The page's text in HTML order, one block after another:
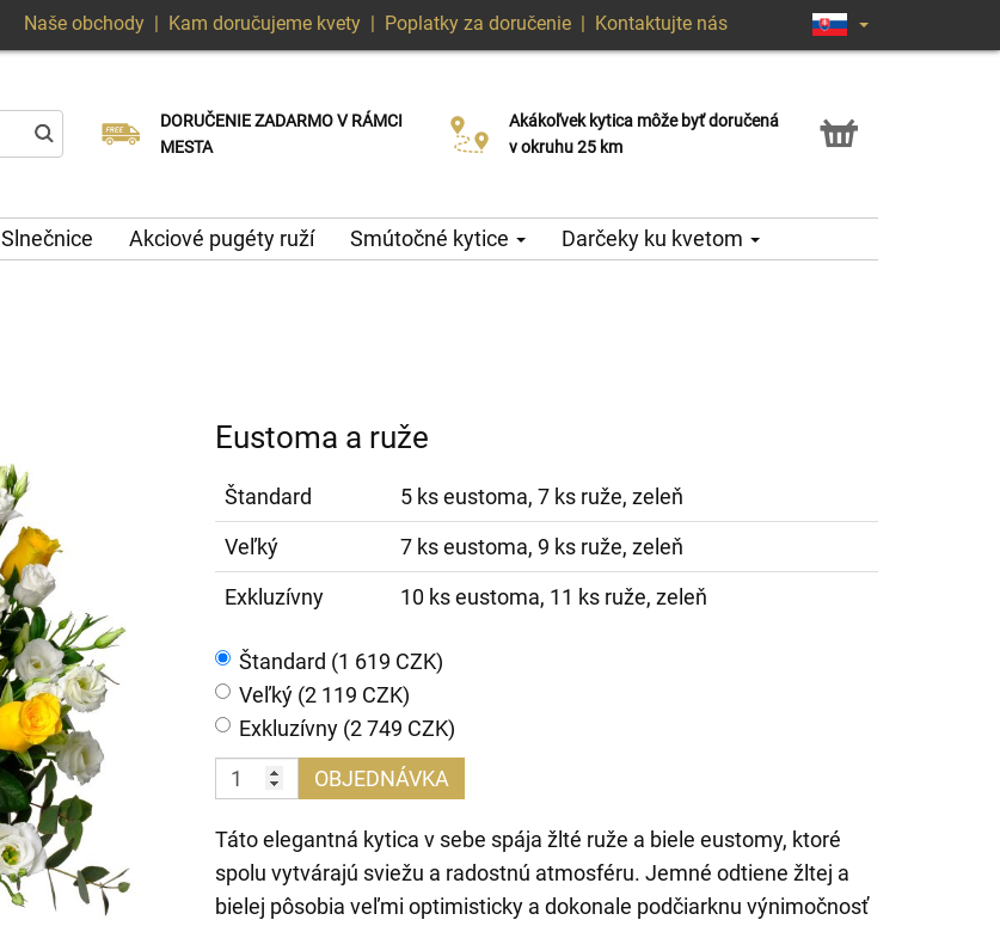
Naše obchody | Kam doručujeme kvety | Poplatky za doručenie | Kontaktujte nás
DORUČENIE ZADARMO V RÁMCI
MESTA
Akákoľvek kytica môže byť doručená
v okruhu 25 km
Služba Click & Collect
Slnečnice Akciové pugéty ruží Smútočné kytice Darčeky ku kvetom
Eustoma a ruže
Štandard
5 ks eustoma, 7 ks ruže, zeleň
Veľký
7 ks eustoma, 9 ks ruže, zeleň
Exkluzívny
10 ks eustoma, 11 ks ruže, zeleň
Štandard (1 619 CZK)
Veľký (2 119 CZK)
Exkluzívny (2 749 CZK)
OBJEDNÁVKA
Táto elegantná kytica v sebe spája žlté ruže a biele eustomy, ktoré
spolu vytvárajú sviežu a radostnú atmosféru. Jemné odtiene žltej a
bielej pôsobia veľmi optimisticky a dokonale podčiarknu výnimočnosť